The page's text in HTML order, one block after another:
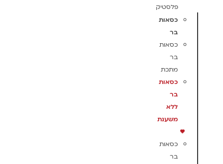
פלסטיק
כסאות
בר
כסאות
בר
מתכת
כסאות
בר
ללא
משענת
כסאות
בר